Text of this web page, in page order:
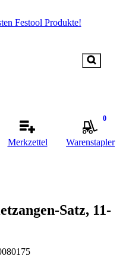
Festool Produkte!
Merkzettel
0
Warenstapler
Satz, 11-